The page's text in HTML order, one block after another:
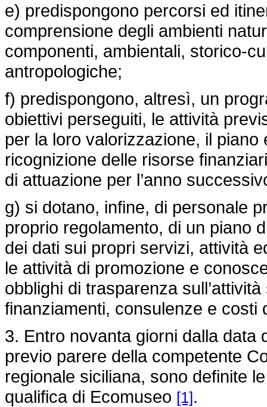
e) predispongono percorsi ed
comprensione degli ambienti
componenti, ambientali, storico-
antropologiche;
f) predispongono, altresì, un
obiettivi perseguiti, le attività
per la loro valorizzazione, il
ricognizione delle risorse
di attuazione per l’anno
g) si dotano, infine, di personale
proprio regolamento, di un piano
dei dati sui propri servizi, attività
le attività di promozione e
obblighi di trasparenza
finanziamenti, consulenze e costi
3. Entro novanta giorni dalla data
previo parere della competente
regionale siciliana, sono definite
qualifica di Ecomuseo [1].